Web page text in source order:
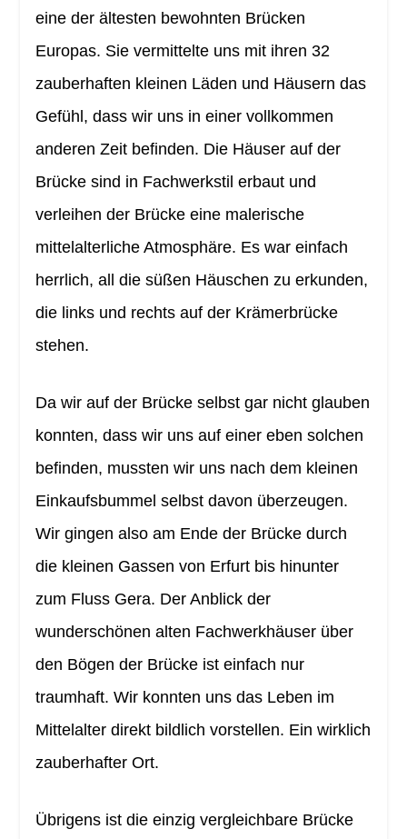
eine der ältesten bewohnten Brücken
Europas. Sie vermittelte uns mit ihren 32
zauberhaften kleinen Läden und Häusern das
Gefühl, dass wir uns in einer vollkommen
anderen Zeit befinden. Die Häuser auf der
Brücke sind in Fachwerkstil erbaut und
verleihen der Brücke eine malerische
mittelalterliche Atmosphäre. Es war einfach
herrlich, all die süßen Häuschen zu erkunden,
die links und rechts auf der Krämerbrücke
stehen.
Da wir auf der Brücke selbst gar nicht glauben
konnten, dass wir uns auf einer eben solchen
befinden, mussten wir uns nach dem kleinen
Einkaufsbummel selbst davon überzeugen.
Wir gingen also am Ende der Brücke durch
die kleinen Gassen von Erfurt bis hinunter
zum Fluss Gera. Der Anblick der
wunderschönen alten Fachwerkhäuser über
den Bögen der Brücke ist einfach nur
traumhaft. Wir konnten uns das Leben im
Mittelalter direkt bildlich vorstellen. Ein wirklich
zauberhafter Ort.
Übrigens ist die einzig vergleichbare Brücke